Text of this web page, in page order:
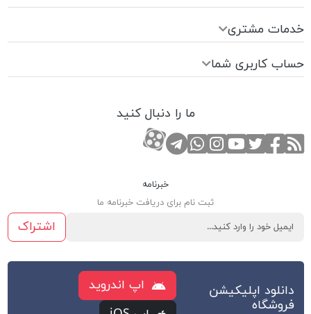
خدمات مشتری
حساب کاربری شما
ما را دنبال کنید
RSSصفحه فیسبوک
صفحه تویتر
کانال یوتوب
صفحه اینستاگرام
تماس با واتس اپ
کانال تلگرام
کانال آپارات
خبرنامه
ثبت نام برای دریافت خبرنامه ما
اشتراک
دانلود اپلیکیشن
فروشگاه
اپ اندروید